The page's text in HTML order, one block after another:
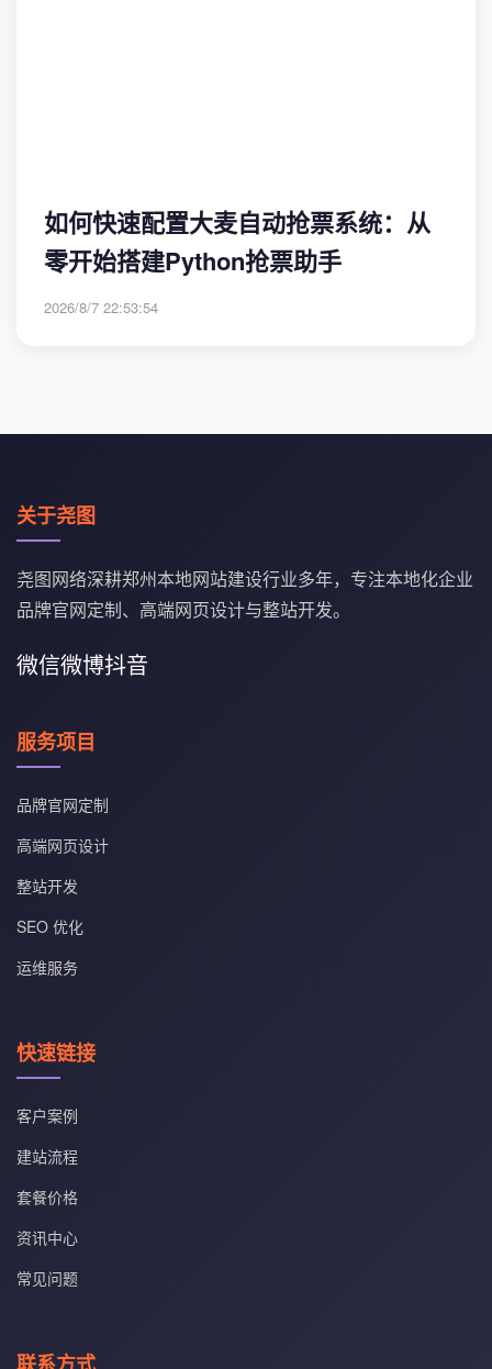
如何快速配置大麦自动抢票系统：从
零开始搭建Python抢票助手
2026/8/7 22:53:54
关于尧图
尧图网络深耕郑州本地网站建设行业多年，专注本地化企业
品牌官网定制、高端网页设计与整站开发。
微信微博抖音
服务项目
品牌官网定制
高端网页设计
整站开发
SEO 优化
运维服务
快速链接
客户案例
建站流程
套餐价格
资讯中心
常见问题